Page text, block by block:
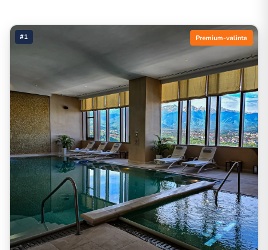
#1 Premium-valinta